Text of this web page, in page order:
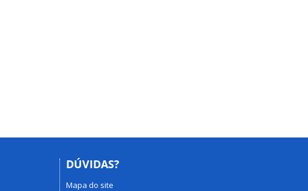
DÚVIDAS?
Mapa do site